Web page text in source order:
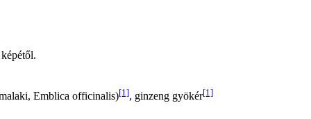
Emblica officinalis)[1], ginzeng gyökér[1]